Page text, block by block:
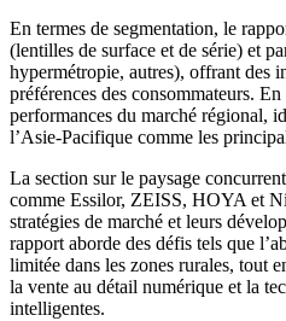
En termes de segmentation, le
(lentilles de surface et de série) et
hypermétropie, autres), offrant des
préférences des consommateurs.
performances du marché régional,
l’Asie-Pacifique comme les
La section sur le paysage
comme Essilor, ZEISS, HOYA et
stratégies de marché et leurs
rapport aborde des défis tels que
limitée dans les zones rurales, tout
la vente au détail numérique et la
intelligentes.